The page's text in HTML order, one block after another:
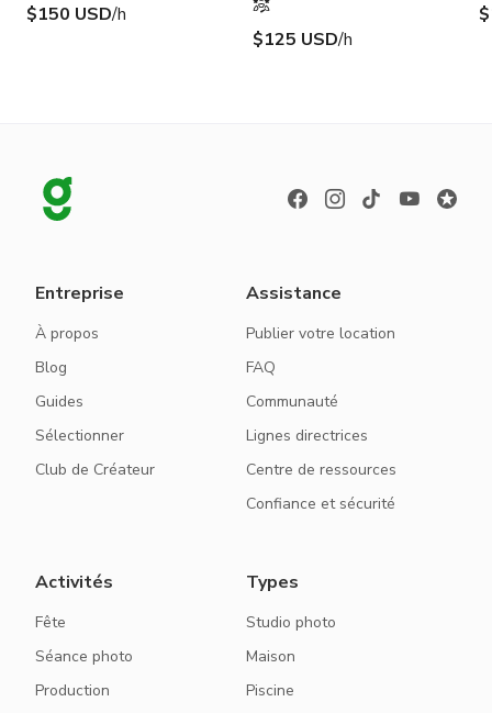
$150 USD/h
$125 USD/h
Entreprise
À propos
Blog
Guides
Sélectionner
Club de Créateur
Assistance
Publier votre location
FAQ
Communauté
Lignes directrices
Centre de ressources
Confiance et sécurité
Activités
Fête
Séance photo
Production
Types
Studio photo
Maison
Piscine